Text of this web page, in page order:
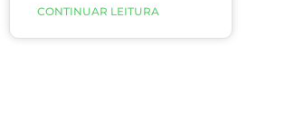
sistema circulatório e por
isso sofrem mais com
CONTINUAR LEITURA